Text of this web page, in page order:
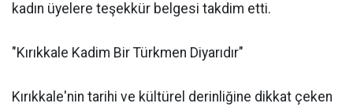
kadın üyelere teşekkür belgesi takdim etti.
"Kırıkkale Kadim Bir Türkmen Diyarıdır"
Kırıkkale'nin tarihi ve kültürel derinliğine dikkat çeken